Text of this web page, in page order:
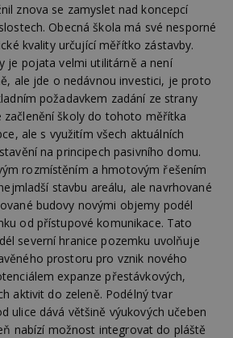
znova se zamyslet nad koncepcí
Obecná škola má své nesporné
kvality určující měřítko zástavby.
je pojata velmi utilitárně a není
ale jde o nedávnou investici, je proto
požadavkem zadání ze strany
začlenění školy do tohoto měřítka
ale s využitím všech aktuálních
na principech pasivního domu.
rozmístěním a hmotovým řešením
stavbu areálu, ale navrhované
budovy novými objemy podél
od přístupové komunikace. Tato
severní hranice pozemku uvolňuje
prostoru pro vznik nového
expanze přestávkových,
aktivit do zeleně. Podélný tvar
ulice dává většině výukových učeben
nabízí možnost integrovat do pláště